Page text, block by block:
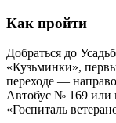
Как пройти
Добраться до
«Кузьминки»,
переходе —
Автобус № 169 или
«Госпиталь